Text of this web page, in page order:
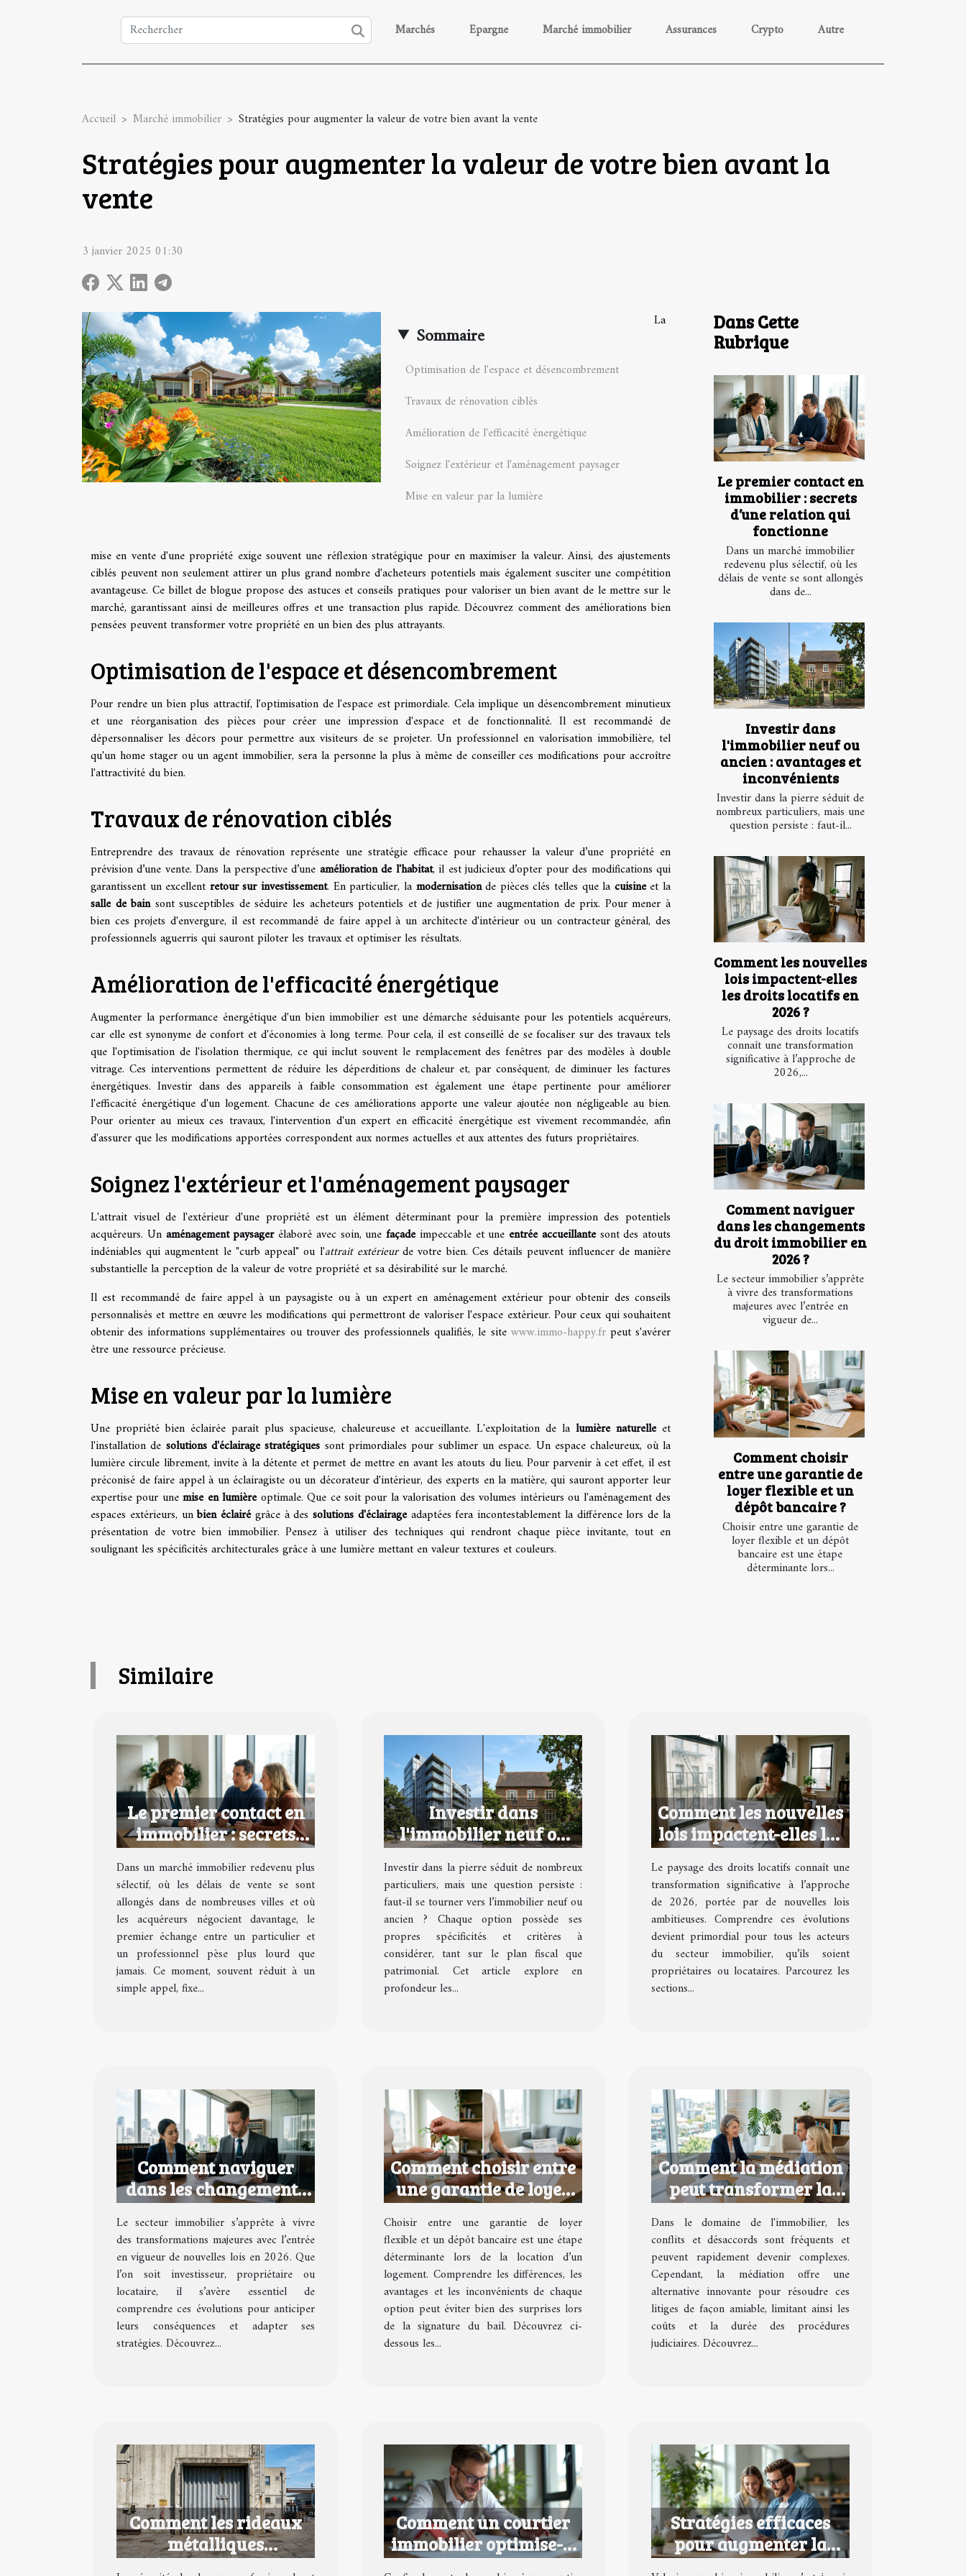
Marchés Epargne Marché immobilier Assurances Crypto Autre
Accueil Marché immobilier Stratégies pour augmenter la valeur de votre bien avant la vente
Stratégies pour augmenter la valeur de votre bien avant la
vente
3 janvier 2025 01:30
Sommaire
Optimisation de l'espace et désencombrement
Travaux de rénovation ciblés
Amélioration de l'efficacité énergétique
Soignez l'extérieur et l'aménagement paysager
Mise en valeur par la lumière
La
mise en vente d'une propriété exige souvent une réflexion stratégique pour en maximiser la valeur. Ainsi, des ajustements
ciblés peuvent non seulement attirer un plus grand nombre d'acheteurs potentiels mais également susciter une compétition
avantageuse. Ce billet de blogue propose des astuces et conseils pratiques pour valoriser un bien avant de le mettre sur le
marché, garantissant ainsi de meilleures offres et une transaction plus rapide. Découvrez comment des améliorations bien
pensées peuvent transformer votre propriété en un bien des plus attrayants.
Optimisation de l'espace et désencombrement
Pour rendre un bien plus attractif, l'optimisation de l'espace est primordiale. Cela implique un désencombrement minutieux
et une réorganisation des pièces pour créer une impression d'espace et de fonctionnalité. Il est recommandé de
dépersonnaliser les décors pour permettre aux visiteurs de se projeter. Un professionnel en valorisation immobilière, tel
qu'un home stager ou un agent immobilier, sera la personne la plus à même de conseiller ces modifications pour accroître
l'attractivité du bien.
Travaux de rénovation ciblés
Entreprendre des travaux de rénovation représente une stratégie efficace pour rehausser la valeur d’une propriété en
prévision d’une vente. Dans la perspective d’une amélioration de l'habitat, il est judicieux d’opter pour des modifications qui
garantissent un excellent retour sur investissement. En particulier, la modernisationde pièces clés telles que la cuisineet la
salle de bainsont susceptibles de séduire les acheteurs potentiels et de justifier une augmentation de prix. Pour mener à
bien ces projets d'envergure, il est recommandé de faire appel à un architecte d'intérieur ou un contracteur général, des
professionnels aguerris qui sauront piloter les travaux et optimiser les résultats.
Amélioration de l'efficacité énergétique
Augmenter la performance énergétique d'un bien immobilier est une démarche séduisante pour les potentiels acquéreurs,
car elle est synonyme de confort et d'économies à long terme. Pour cela, il est conseillé de se focaliser sur des travaux tels
que l'optimisation de l'isolation thermique, ce qui inclut souvent le remplacement des fenêtres par des modèles à double
vitrage. Ces interventions permettent de réduire les déperditions de chaleur et, par conséquent, de diminuer les factures
énergétiques. Investir dans des appareils à faible consommation est également une étape pertinente pour améliorer
l'efficacité énergétique d'un logement. Chacune de ces améliorations apporte une valeur ajoutée non négligeable au bien.
Pour orienter au mieux ces travaux, l'intervention d'un expert en efficacité énergétique est vivement recommandée, afin
d'assurer que les modifications apportées correspondent aux normes actuelles et aux attentes des futurs propriétaires.
Soignez l'extérieur et l'aménagement paysager
L'attrait visuel de l'extérieur d'une propriété est un élément déterminant pour la première impression des potentiels
acquéreurs. Un aménagement paysagerélaboré avec soin, une façadeimpeccable et une entrée accueillantesont des atouts
indéniables qui augmentent le "curb appeal" ou l'attrait extérieurde votre bien. Ces détails peuvent influencer de manière
substantielle la perception de la valeur de votre propriété et sa désirabilité sur le marché.
Il est recommandé de faire appel à un paysagiste ou à un expert en aménagement extérieur pour obtenir des conseils
personnalisés et mettre en œuvre les modifications qui permettront de valoriser l'espace extérieur. Pour ceux qui souhaitent
obtenir des informations supplémentaires ou trouver des professionnels qualifiés, le site www.immo-happy.frpeut s'avérer
être une ressource précieuse.
Mise en valeur par la lumière
Une propriété bien éclairée paraît plus spacieuse, chaleureuse et accueillante. L'exploitation de lalumière naturelleet
l'installation de solutions d'éclairage stratégiques sont primordiales pour sublimer un espace. Un espace chaleureux, où la
lumière circule librement, invite à la détente et permet de mettre en avant les atouts du lieu. Pour parvenir à cet effet, il est
préconisé de faire appel à un éclairagiste ou un décorateur d'intérieur, des experts en la matière, qui sauront apporter leur
expertise pour unemise en lumièreoptimale. Que ce soit pour la valorisation des volumes intérieurs ou l'aménagement des
espaces extérieurs, unbien éclairégrâce à dessolutions d'éclairageadaptées fera incontestablement la différence lors de la
présentation de votre bien immobilier. Pensez à utiliser des techniques qui rendront chaque pièce invitante, tout en
soulignant les spécificités architecturales grâce à une lumière mettant en valeur textures et couleurs.
Dans Cette
Rubrique
Le premier contact en
immobilier : secrets
d’une relation qui
fonctionne
Dans un marché immobilier
redevenu plus sélectif, où les
délais de vente se sont allongés
dans de...
Investir dans
l'immobilier neuf ou
ancien : avantages et
inconvénients
Investir dans la pierre séduit de
nombreux particuliers, mais une
question persiste : faut-il...
Comment les nouvelles
lois impactent-elles
les droits locatifs en
2026 ?
Le paysage des droits locatifs
connaît une transformation
significative à l’approche de
2026,...
Comment naviguer
dans les changements
du droit immobilier en
2026 ?
Le secteur immobilier s’apprête
à vivre des transformations
majeures avec l’entrée en
vigueur de...
Comment choisir
entre une garantie de
loyer flexible et un
dépôt bancaire ?
Choisir entre une garantie de
loyer flexible et un dépôt
bancaire est une étape
déterminante lors...
Similaire
Le premier contact en
immobilier : secrets
d’une relation qui
fonctionne
Dans un marché immobilier redevenu plus
sélectif, où les délais de vente se sont
allongés dans de nombreuses villes et où
les acquéreurs négocient davantage, le
premier échange entre un particulier et
un professionnel pèse plus lourd que
jamais. Ce moment, souvent réduit à un
simple appel, fixe...
Investir dans
l'immobilier neuf ou
ancien : avantages et
inconvénients
Investir dans la pierre séduit de nombreux
particuliers, mais une question persiste :
faut-il se tourner vers l’immobilier neuf ou
ancien ? Chaque option possède ses
propres spécificités et critères à
considérer, tant sur le plan fiscal que
patrimonial. Cet article explore en
profondeur les...
Comment les nouvelles
lois impactent-elles les
droits locatifs en 2026 ?
Le paysage des droits locatifs connaît une
transformation significative à l’approche
de 2026, portée par de nouvelles lois
ambitieuses. Comprendre ces évolutions
devient primordial pour tous les acteurs
du secteur immobilier, qu’ils soient
propriétaires ou locataires. Parcourez les
sections...
Comment naviguer
dans les changements
du droit immobilier en
2026 ?
Le secteur immobilier s’apprête à vivre
des transformations majeures avec l’entrée
en vigueur de nouvelles lois en 2026. Que
l’on soit investisseur, propriétaire ou
locataire, il s’avère essentiel de
comprendre ces évolutions pour anticiper
leurs conséquences et adapter ses
stratégies. Découvrez...
Comment choisir entre
une garantie de loyer
flexible et un dépôt
bancaire ?
Choisir entre une garantie de loyer
flexible et un dépôt bancaire est une étape
déterminante lors de la location d’un
logement. Comprendre les différences, les
avantages et les inconvénients de chaque
option peut éviter bien des surprises lors
de la signature du bail. Découvrez ci-
dessous les...
Comment la médiation
peut transformer la
résolution de litiges
immobiliers ?
Dans le domaine de l'immobilier, les
conflits et désaccords sont fréquents et
peuvent rapidement devenir complexes.
Cependant, la médiation offre une
alternative innovante pour résoudre ces
litiges de façon amiable, limitant ainsi les
coûts et la durée des procédures
judiciaires. Découvrez...
Comment les rideaux
métalliques
révolutionnent la
Comment un courtier
immobilier optimise-t-
il la valeur de votre
Stratégies efficaces
pour augmenter la
valeur de votre bien